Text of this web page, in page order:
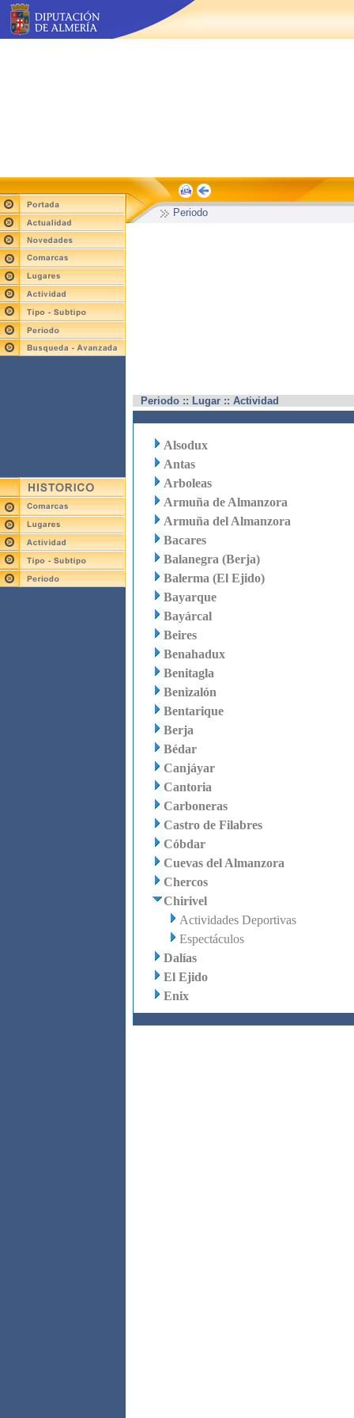
Periodo
Periodo :: Lugar :: Actividad
Alsodux
Antas
Arboleas
Armuña de Almanzora
Armuña del Almanzora
Bacares
Balanegra (Berja)
Balerma (El Ejido)
Bayarque
Bayárcal
Beires
Benahadux
Benitagla
Benizalón
Bentarique
Berja
Bédar
Canjáyar
Cantoria
Carboneras
Castro de Filabres
Cóbdar
Cuevas del Almanzora
Chercos
Chirivel
Actividades Deportivas
Espectáculos
Dalías
El Ejido
Enix